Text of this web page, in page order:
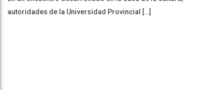
autoridades de la Universidad Provincial […]